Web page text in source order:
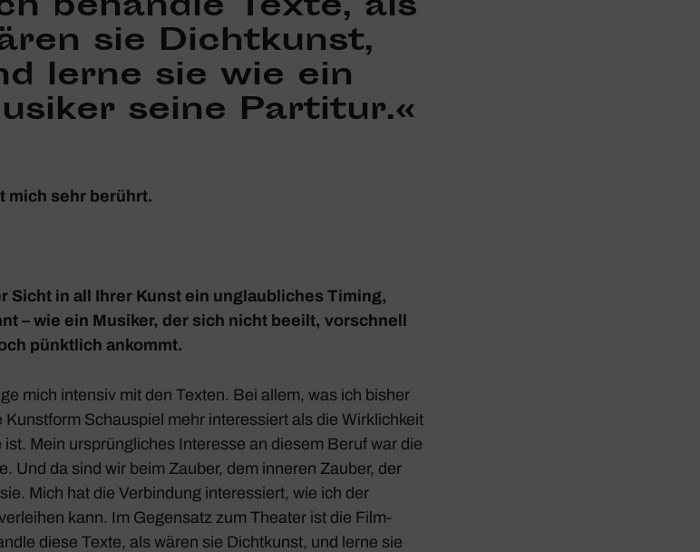
sie Dicht­kunst,
lerne sie wie ein
seine Partitur.«
mich sehr berührt.
Sicht in all Ihrer Kunst ein unglaub­li­ches Timing,
– wie ein Musiker, der sich nicht beeilt, vorschnell
pünkt­lich ankommt.
mich intensiv mit den Texten. Bei allem, was ich bisher
Schau­spiel mehr inter­es­siert als die Wirk­lich­keit
Mein ursprüng­li­ches Inter­esse an diesem Beruf war die
Und da sind wir beim Zauber, dem inneren Zauber, der
Mich hat die Verbin­dung inter­es­siert, wie ich der
kann. Im Gegen­satz zum Theater ist die Film­
diese Texte, als wären sie Dicht­kunst, und lerne sie